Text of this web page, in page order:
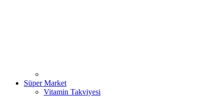
Süper Market
Vitamin Takviyesi